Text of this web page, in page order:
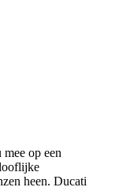
op een
heen. Ducati